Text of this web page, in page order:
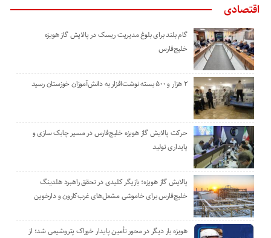
اقتصادی
گام بلند برای بلوغ مدیریت ریسک در پالایش گاز هویزه
خلیج‌فارس
۲ هزار و ۵۰۰ بسته نوشت‌افزار به دانش‌آموزان خوزستان رسید
حرکت پالایش گاز هویزه خلیج‌فارس در مسیر چابک سازی و
پایداری تولید
پالایش گاز هویزه؛ بازیگر کلیدی در تحقق راهبرد هلدینگ
خلیج‌فارس برای خاموشی مشعل‌های غرب‌کارون و دارخوین
هویزه بار دیگر در محور تأمین پایدار خوراک پتروشیمی شد؛ از